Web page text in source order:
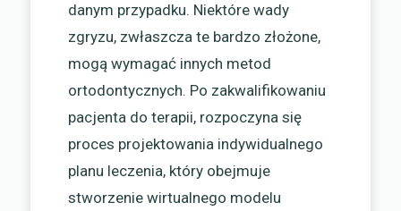
danym przypadku. Niektóre wady
zgryzu, zwłaszcza te bardzo złożone,
mogą wymagać innych metod
ortodontycznych. Po zakwalifikowaniu
pacjenta do terapii, rozpoczyna się
proces projektowania indywidualnego
planu leczenia, który obejmuje
stworzenie wirtualnego modelu